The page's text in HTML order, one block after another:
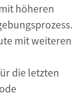
höheren
mit weiteren
die letzten